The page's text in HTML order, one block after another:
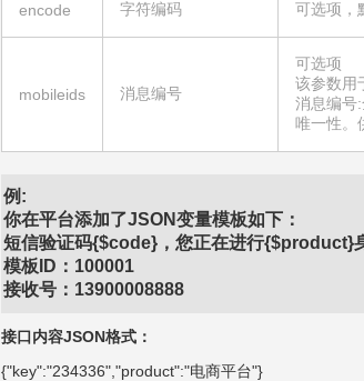
encode 字符编码 可选项，
mobileids 消息编号
可选项
该参数用
消息编号
唯一性。
例:
你在平台添加了JSON变量模板如下：
短信验证码{$code}，您正在进行{$product}
模板ID：100001
接收号：13900008888
接口内容JSON格式：
{"key":"234336","product":"电商平台"}